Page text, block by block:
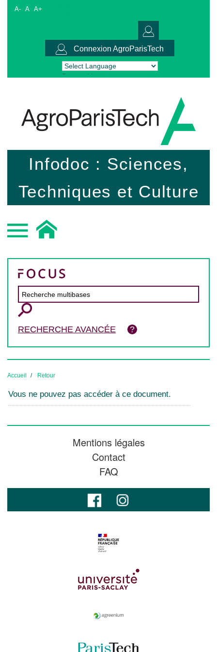
A- A A+
Connexion AgroParisTech
Powered by Translate
Infodoc : Sciences,
Techniques et Culture
RECHERCHE AVANCÉE
Accueil Retour
Vous ne pouvez pas accéder à ce document.
Mentions légales
Contact
FAQ